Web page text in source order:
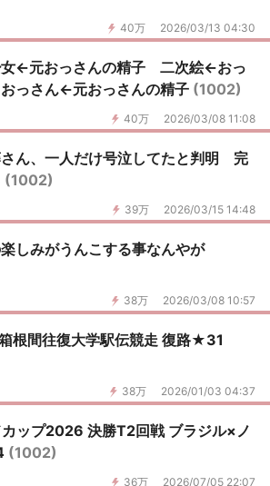
40万 2026/03/13 04:30
女←元おっさんの精子 二次絵←おっ
っさん←元おっさんの精子 (1002)
40万 2026/03/08 11:08
さん、一人だけ号泣してたと判明 完
(1002)
39万 2026/03/15 14:48
しみがうんこする事なんやが
38万 2026/03/08 10:57
根間往復大学駅伝競走 復路★31
38万 2026/01/03 04:37
カップ2026 決勝T2回戦 ブラジル×ノ
(1002)
36万 2026/07/05 22:07